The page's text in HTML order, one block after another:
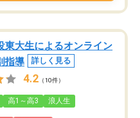
東大生によるオンライン
指導
詳しく見る
4.2 （10件）
高1～高3 浪人生